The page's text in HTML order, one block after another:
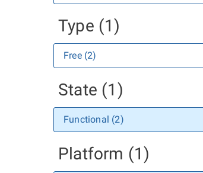
Type (1)
Free (2)
State (1)
Functional (2)
Platform (1)